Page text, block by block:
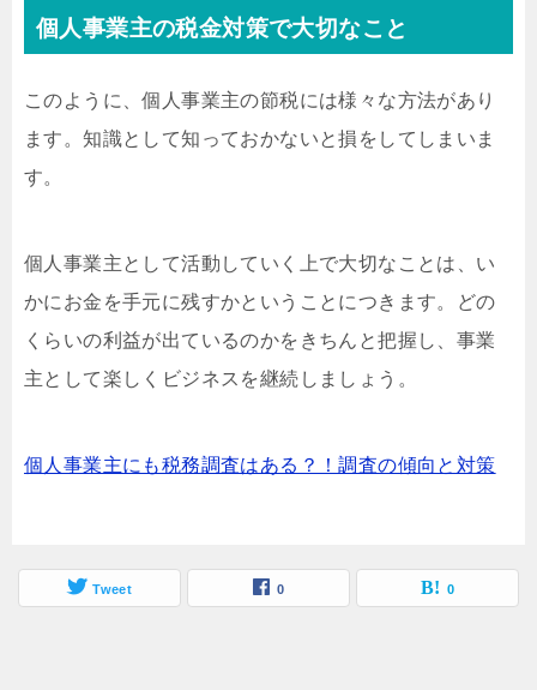
個人事業主の税金対策で大切なこと
このように、個人事業主の節税には様々な方法があり
ます。知識として知っておかないと損をしてしまいま
す。
個人事業主として活動していく上で大切なことは、い
かにお金を手元に残すかということにつきます。どの
くらいの利益が出ているのかをきちんと把握し、事業
主として楽しくビジネスを継続しましょう。
個人事業主にも税務調査はある？！調査の傾向と対策
Tweet 0 0